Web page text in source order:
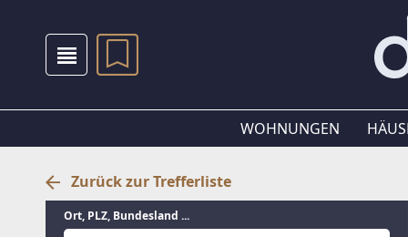
WOHNUNGEN
Zurück zur Trefferliste
Ort, PLZ, Bundesland ...